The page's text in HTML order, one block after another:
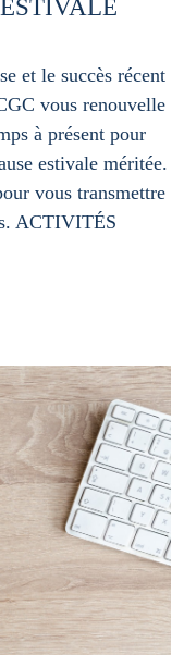
et le succès récent
vous renouvelle
à présent pour
estivale méritée.
vous transmettre
ACTIVITÉS